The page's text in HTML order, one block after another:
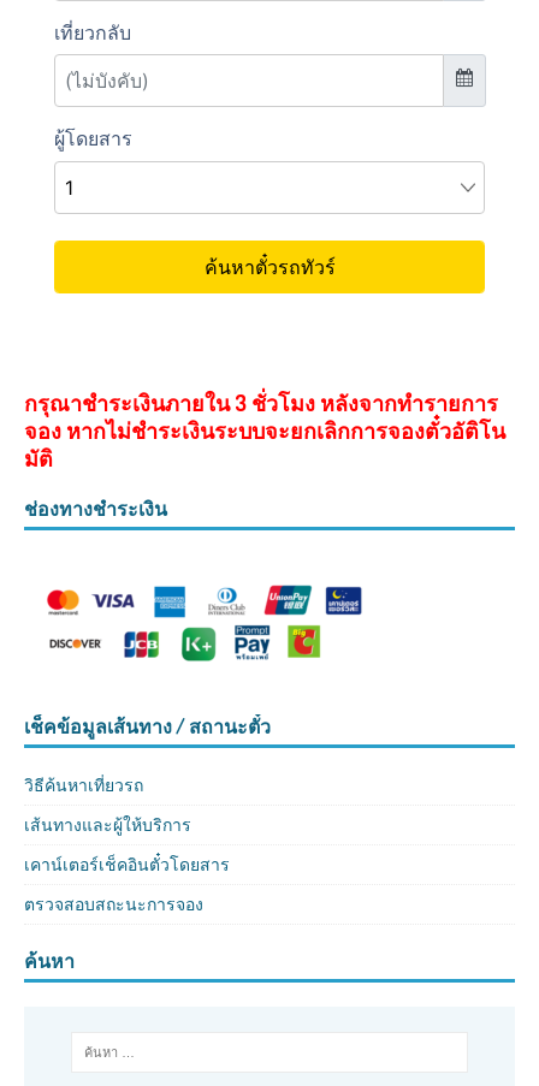
กรุณาชำระเงินภายใน 3 ชั่วโมง หลังจากทำรายการ
จอง หากไม่ชำระเงินระบบจะยกเลิกการจองตั๋วอัติโน
มัติ
ช่องทางชำระเงิน
เช็คข้อมูลเส้นทาง / สถานะตั๋ว
วิธีค้นหาเที่ยวรถ
เส้นทางและผู้ให้บริการ
เคาน์เตอร์เช็คอินตั๋วโดยสาร
ตรวจสอบสถะนะการจอง
ค้นหา